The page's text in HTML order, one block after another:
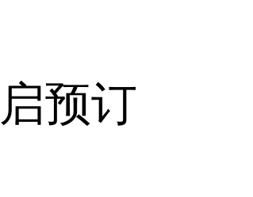
预订